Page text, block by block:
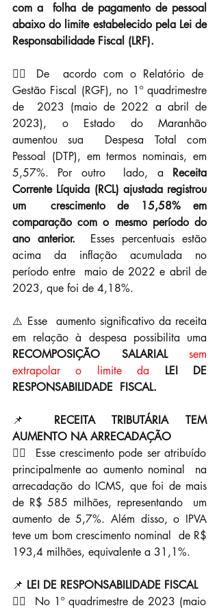
com a  folha de pagamento de pessoal
abaixo do limite estabelecido pela Lei de
Responsabilidade Fiscal (LRF).
👉🏼 De  acordo com o Relatório de
Gestão Fiscal (RGF), no 1º quadrimestre
de  2023 (maio de 2022 a abril de
2023), o Estado do Maranhão
aumentou sua  Despesa Total com
Pessoal (DTP), em termos nominais, em
5,57%. Por outro  lado, a Receita
Corrente Líquida (RCL) ajustada registrou
um  crescimento de 15,58% em
comparação com o mesmo período do
ano anterior.
  Esses percentuais estão
acima da inflação acumulada no
período entre  maio de 2022 e abril de
2023, que foi de 4,18%.
⚠️ Esse  aumento significativo da receita
RECOMPOSIÇÃO SALARIAL
sem
extrapolar o limite da
LEI DE
RESPONSABILIDADE  FISCAL.
📌 RECEITA TRIBUTÁRIA TEM
AUMENTO NA ARRECADAÇÃO
👉🏼  Esse crescimento pode ser atribuído
principalmente ao aumento nominal  na
arrecadação do ICMS, que foi de mais
de R$ 585 milhões, representando  um
aumento de 5,7%. Além disso, o IPVA
teve um bom crescimento nominal  de R$
193,4 milhões, equivalente a 31,1%.
📌 LEI DE RESPONSABILIDADE FISCAL
👉🏼  No 1º quadrimestre de 2023 (maio